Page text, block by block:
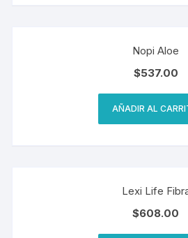
Nopi Aloe
$537.00
AÑADIR AL
Lexi Life
$608.00